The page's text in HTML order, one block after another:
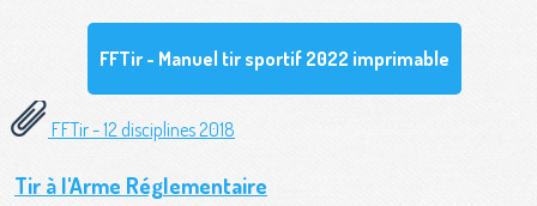
FFTir - Manuel tir sportif 2022 imprimable
FFTir - 12 disciplines 2018
Tir à l'Arme Réglementaire